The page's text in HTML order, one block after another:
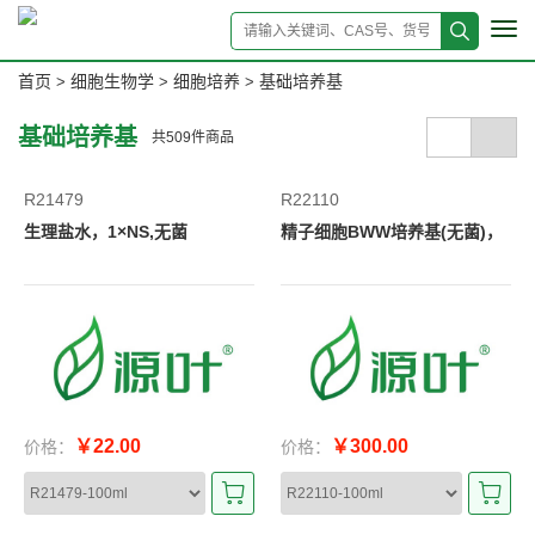
首页 > 细胞生物学 > 细胞培养 > 基础培养基
基础培养基 共509件商品
R21479
生理盐水，1×NS,无菌
价格： ￥22.00
R22110
精子细胞BWW培养基(无菌)，
价格： ￥300.00